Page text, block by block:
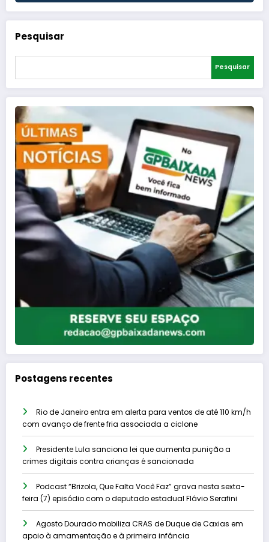
Pesquisar
Pesquisar
Postagens recentes
Rio de Janeiro entra em alerta para ventos de até 110 km/h
com avanço de frente fria associada a ciclone
Presidente Lula sanciona lei que aumenta punição a
crimes digitais contra crianças é sancionada
Podcast “Brizola, Que Falta Você Faz” grava nesta sexta-
feira (7) episódio com o deputado estadual Flávio Serafini
Agosto Dourado mobiliza CRAS de Duque de Caxias em
apoio à amamentação e à primeira infância